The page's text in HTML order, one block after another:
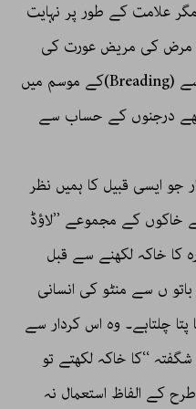
مگر علامت کے طور پر نہایت
مرض کی مریض عورت کی
حالت کچھ ایسی ہی ہوتی ہے جیسے (Breading)کے موسم میں
درجنوں کے حساب سے
جو ایسی قبیل کا ہمیں نظر
خاکوں کے مجموعے ’’لاؤڈ
کا خاکہ لکھنے سے قبل
ں سے منٹو کی انسانی
چلتاہے۔ وہ اس کردار سے
‘‘کا خاکہ لکھتے تو
کے الفاظ استعمال نہ